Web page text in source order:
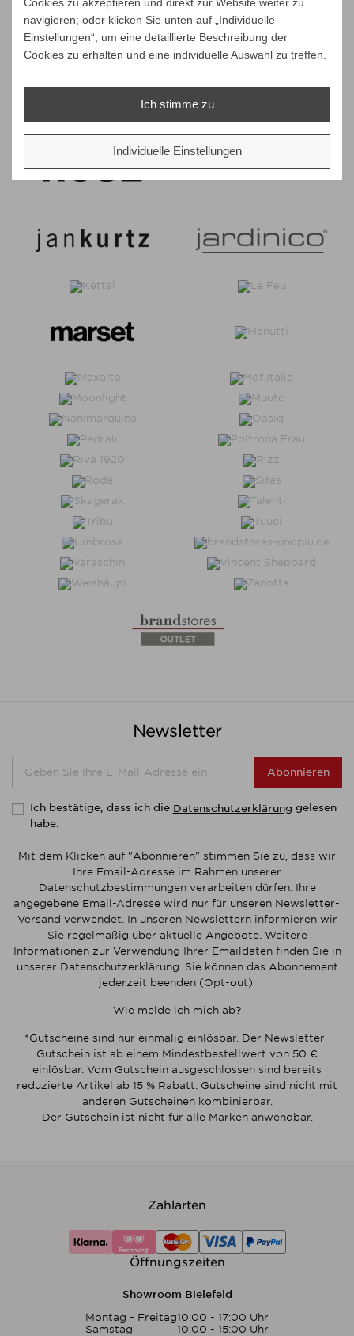
Newsletter
Abonnieren
Ich bestätige, dass ich die Datenschutzerklärung gelesen
habe.
Mit dem Klicken auf "Abonnieren" stimmen Sie zu, dass wir
Ihre Email-Adresse im Rahmen unserer
Datenschutzbestimmungen verarbeiten dürfen. Ihre
angegebene Email-Adresse wird nur für unseren Newsletter-
Versand verwendet. In unseren Newslettern informieren wir
Sie regelmäßig über aktuelle Angebote. Weitere
Informationen zur Verwendung Ihrer Emaildaten finden Sie in
unserer Datenschutzerklärung. Sie können das Abonnement
jederzeit beenden (Opt-out).
Wie melde ich mich ab?
*Gutscheine sind nur einmalig einlösbar. Der Newsletter-
Gutschein ist ab einem Mindestbestellwert von 50 €
einlösbar. Vom Gutschein ausgeschlossen sind bereits
reduzierte Artikel ab 15 % Rabatt. Gutscheine sind nicht mit
anderen Gutscheinen kombinierbar.
Der Gutschein ist nicht für alle Marken anwendbar.
Zahlarten
Öffnungszeiten
Showroom Bielefeld
Montag - Freitag10:00 - 17:00 Uhr
Samstag
10:00 - 15:00 Uhr
navigieren; oder klicken Sie unten auf „Individuelle
Einstellungen“, um eine detaillierte Beschreibung der
Cookies zu erhalten und eine individuelle Auswahl zu treffen.
Ich stimme zu
Individuelle Einstellungen